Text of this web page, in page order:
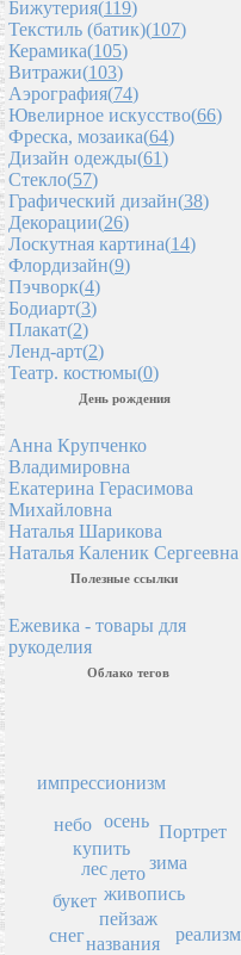
Бижутерия(119)
Текстиль (батик)(107)
Керамика(105)
Витражи(103)
Аэрография(74)
Ювелирное искусство(66)
Фреска, мозаика(64)
Дизайн одежды(61)
Стекло(57)
Графический дизайн(38)
Декорации(26)
Лоскутная картина(14)
Флордизайн(9)
Пэчворк(4)
Бодиарт(3)
Плакат(2)
Ленд-арт(2)
Театр. костюмы(0)
День рождения
Анна Крупченко
Владимировна
Екатерина Герасимова
Михайловна
Наталья Шарикова
Наталья Каленик Сергеевна
Полезные ссылки
Ежевика - товары для
рукоделия
Облако тегов
пейзаж
названия
живопись
лето
купить
лес зима
осень
букет
снег реализм
небо
импрессионизм
Портрет